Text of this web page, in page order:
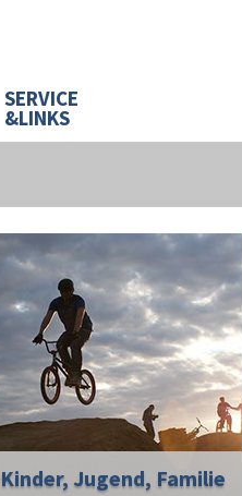
SERVICE
&LINKS
Kinder, Jugend, Familie